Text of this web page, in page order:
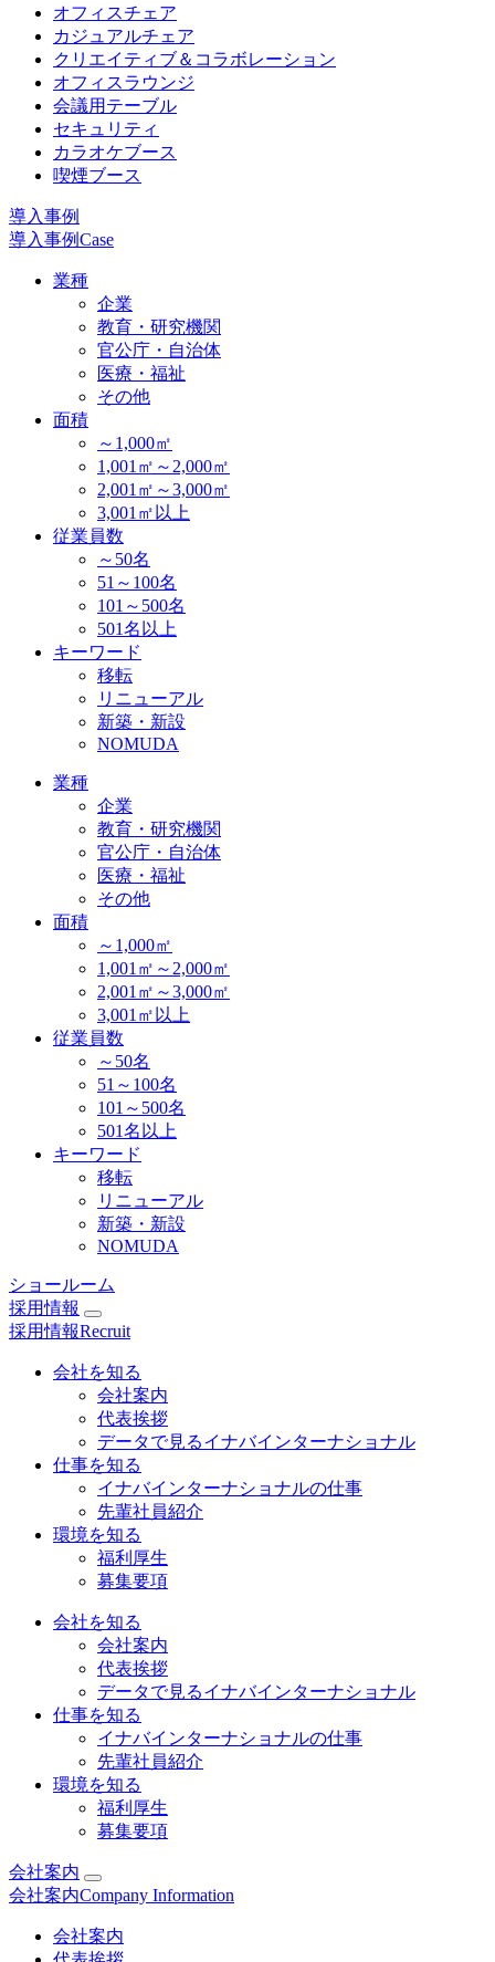
オフィスチェア
カジュアルチェア
クリエイティブ＆コラボレーション
オフィスラウンジ
会議用テーブル
セキュリティ
カラオケブース
喫煙ブース
導入事例
導入事例Case
業種
企業
教育・研究機関
官公庁・自治体
医療・福祉
その他
面積
～1,000㎡
1,001㎡～2,000㎡
2,001㎡～3,000㎡
3,001㎡以上
従業員数
～50名
51～100名
101～500名
501名以上
キーワード
移転
リニューアル
新築・新設
NOMUDA
業種
企業
教育・研究機関
官公庁・自治体
医療・福祉
その他
面積
～1,000㎡
1,001㎡～2,000㎡
2,001㎡～3,000㎡
3,001㎡以上
従業員数
～50名
51～100名
101～500名
501名以上
キーワード
移転
リニューアル
新築・新設
NOMUDA
ショールーム
採用情報
採用情報Recruit
会社を知る
会社案内
代表挨拶
データで見るイナバインターナショナル
仕事を知る
イナバインターナショナルの仕事
先輩社員紹介
環境を知る
福利厚生
募集要項
会社を知る
会社案内
代表挨拶
データで見るイナバインターナショナル
仕事を知る
イナバインターナショナルの仕事
先輩社員紹介
環境を知る
福利厚生
募集要項
会社案内
会社案内Company Information
会社案内